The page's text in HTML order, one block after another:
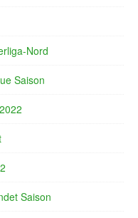
Nord
Saison
Saison